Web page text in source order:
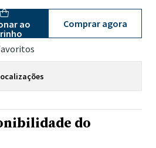
ao
Comprar agora
do